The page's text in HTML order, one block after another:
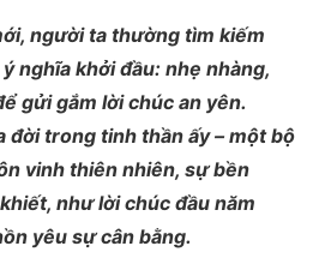
người ta thường tìm kiếm
nghĩa khởi đầu: nhẹ nhàng,
gửi gắm lời chúc an yên.
đời trong tinh thần ấy – một bộ
vinh thiên nhiên, sự bền
như lời chúc đầu năm
yêu sự cân bằng.